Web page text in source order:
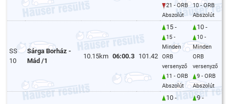
21 - ORB
Abszolút
10 - ORB
Abszolút
SS
10
Sárga Borház -
Mád /1
10.15km 06:00.3 101.42
15 -
15 -
Minden
ORB
versenyző
11 - ORB
Abszolút
10 -
10 -
Minden
ORB
versenyző
9 - ORB
Abszolút
10 - 9 -